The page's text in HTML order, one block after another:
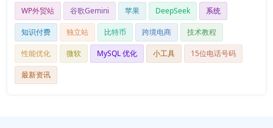
WP外贸站 谷歌Gemini 苹果 DeepSeek 系统
知识付费 独立站 比特币 跨境电商 技术教程
性能优化 微软 MySQL 优化 小工具 15位电话号码
最新资讯